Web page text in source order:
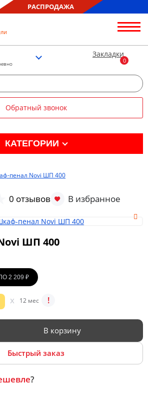
РАСПРОДАЖА
Контакты
Благотворительность
Блог
Сборка
Оплата
Отзывы
Закладки
Обратный звонок
КАТЕГОРИИ
пенал Novi ШП 400
0 отзывов
ШП 400
2 209 ₽
x 12 мес !
В корзину
Быстрый заказ
?